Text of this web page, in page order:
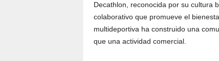
Decathlon, reconocida por su cultura
colaborativo que promueve el
multideportiva ha construido una
que una actividad comercial.